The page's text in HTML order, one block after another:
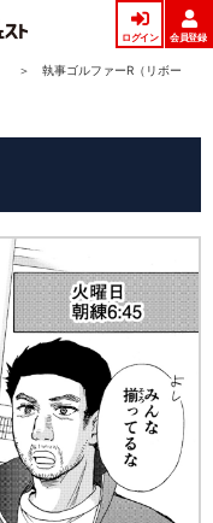
ログイン 会員登録
執事ゴルファーR（リボー